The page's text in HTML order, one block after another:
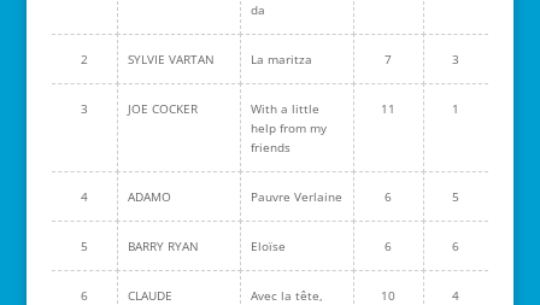
da
2 SYLVIE VARTAN La maritza 7 3
3 JOE COCKER
With a little
help from my
friends
11 1
4 ADAMO Pauvre Verlaine 6 5
5 BARRY RYAN Eloïse 6 6
6
CLAUDE
Avec la tête,
10 4